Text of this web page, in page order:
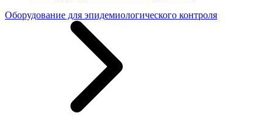
Оборудование для эпидемиологического контроля